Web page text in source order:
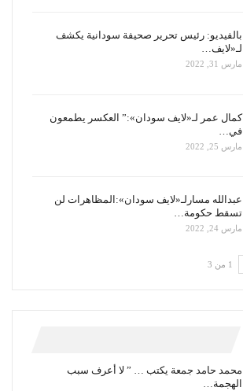
بالفيديو: رئيس تحرير صحيفة سودانية يكشف
لـ«لايف…
مارس 31, 2022
كمال عمر لـ«لايف سودان»:” العكسر يطمعون
في…
مارس 25, 2022
عبدالله مسارلـ«لايف سودان»:المظاهرات لن
تسقط حكومة…
مارس 24, 2022
1 من 3
محمد حامد جمعة يكتب … ” لا أعرف سبب
الهجمة…